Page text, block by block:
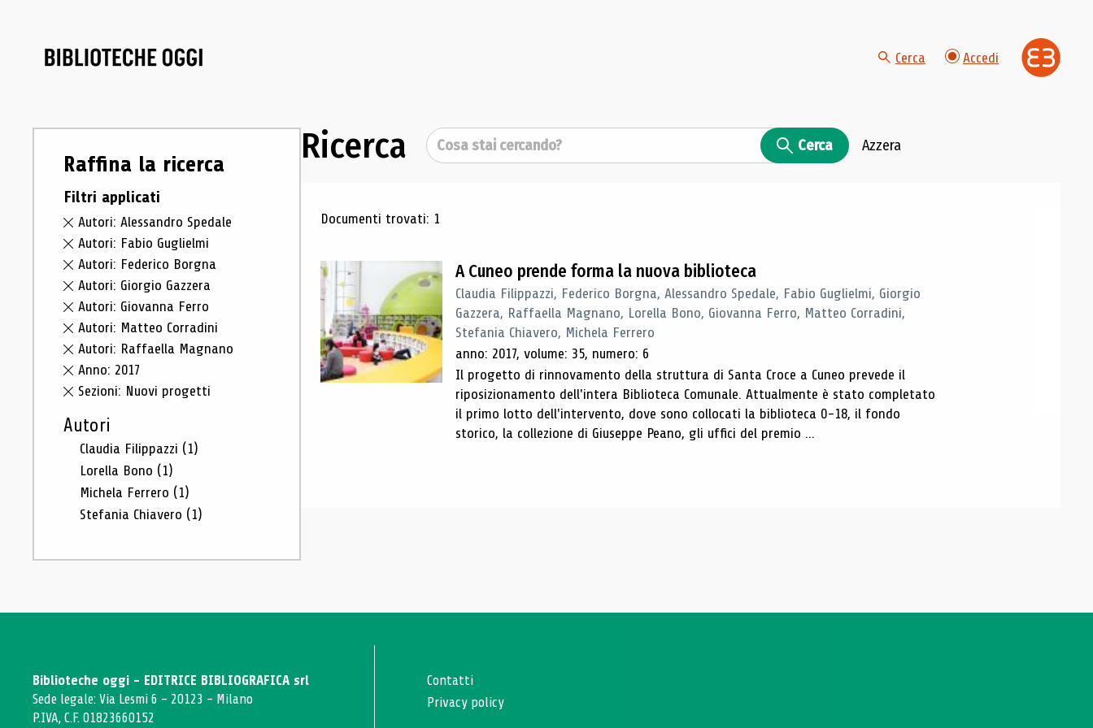
Cerca Accedi
Raffina la ricerca
Filtri applicati
Autori: Alessandro Spedale
Autori: Fabio Guglielmi
Autori: Federico Borgna
Autori: Giorgio Gazzera
Autori: Giovanna Ferro
Autori: Matteo Corradini
Autori: Raffaella Magnano
Anno: 2017
Sezioni: Nuovi progetti
Autori
Claudia Filippazzi (1)
Lorella Bono (1)
Michela Ferrero (1)
Stefania Chiavero (1)
Ricerca Cerca Cerca Azzera
Risultati di ricerca
Documenti trovati: 1
A Cuneo prende forma la nuova biblioteca
Claudia Filippazzi, Federico Borgna, Alessandro Spedale, Fabio Guglielmi, Giorgio
Gazzera, Raffaella Magnano, Lorella Bono, Giovanna Ferro, Matteo Corradini,
Stefania Chiavero, Michela Ferrero
anno: 2017, volume: 35, numero: 6
Il progetto di rinnovamento della struttura di Santa Croce a Cuneo prevede il
riposizionamento dell'intera Biblioteca Comunale. Attualmente è stato completato
il primo lotto dell'intervento, dove sono collocati la biblioteca 0-18, il fondo
storico, la collezione di Giuseppe Peano, gli uffici del premio ...
Biblioteche oggi - EDITRICE BIBLIOGRAFICA srl
Sede legale: Via Lesmi 6 - 20123 - Milano
P.IVA, C.F. 01823660152
Contatti
Privacy policy